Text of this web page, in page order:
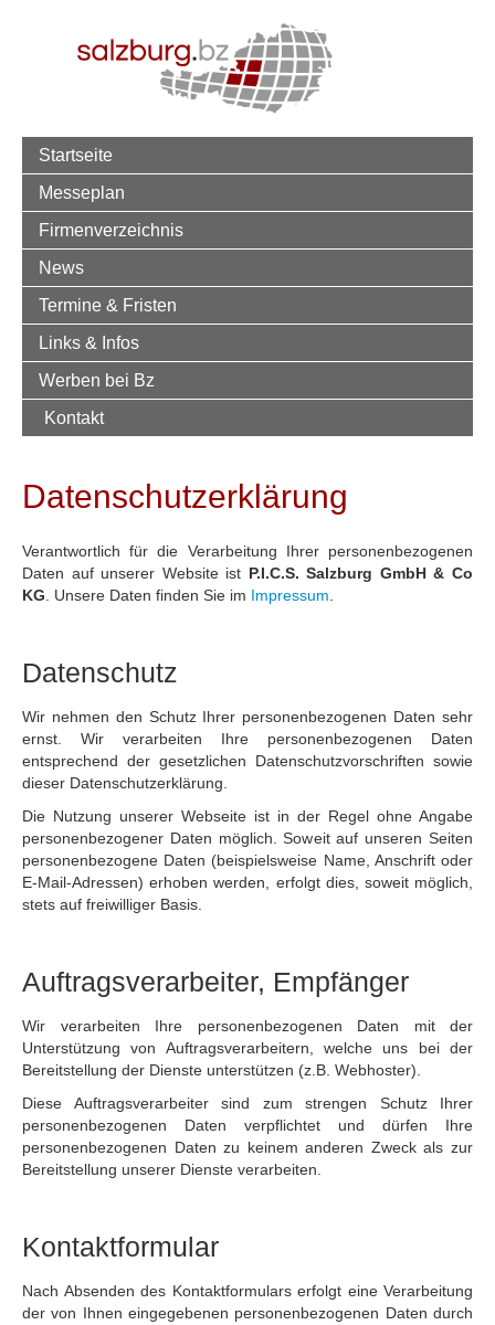
Startseite
Messeplan
Firmenverzeichnis
News
Termine & Fristen
Links & Infos
Werben bei Bz
Kontakt
Datenschutzerklärung
Verantwortlich für die Verarbeitung Ihrer personenbezogenen
Daten auf unserer Website ist P.I.C.S. Salzburg GmbH & Co
KG. Unsere Daten finden Sie im Impressum.
Datenschutz
Wir nehmen den Schutz Ihrer personenbezogenen Daten sehr
ernst. Wir verarbeiten Ihre personenbezogenen Daten
entsprechend der gesetzlichen Datenschutzvorschriften sowie
dieser Datenschutzerklärung.
Die Nutzung unserer Webseite ist in der Regel ohne Angabe
personenbezogener Daten möglich. Soweit auf unseren Seiten
personenbezogene Daten (beispielsweise Name, Anschrift oder
E-Mail-Adressen) erhoben werden, erfolgt dies, soweit möglich,
stets auf freiwilliger Basis.
Auftragsverarbeiter, Empfänger
Wir verarbeiten Ihre personenbezogenen Daten mit der
Unterstützung von Auftragsverarbeitern, welche uns bei der
Bereitstellung der Dienste unterstützen (z.B. Webhoster).
Diese Auftragsverarbeiter sind zum strengen Schutz Ihrer
personenbezogenen Daten verpflichtet und dürfen Ihre
personenbezogenen Daten zu keinem anderen Zweck als zur
Bereitstellung unserer Dienste verarbeiten.
Kontaktformular
Nach Absenden des Kontaktformulars erfolgt eine Verarbeitung
der von Ihnen eingegebenen personenbezogenen Daten durch